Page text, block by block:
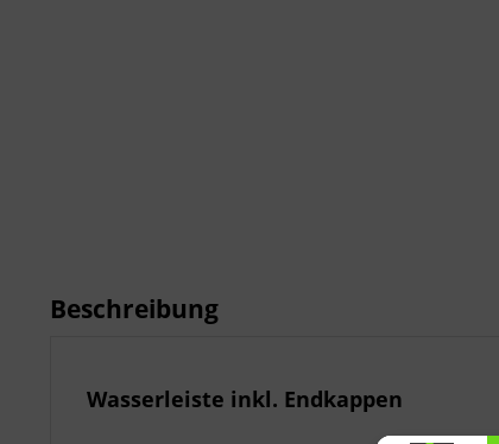
Beschreibung
Wasserleiste inkl. Endkappen